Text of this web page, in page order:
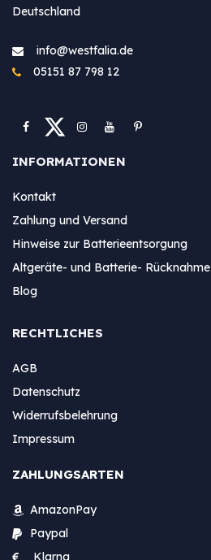
Deutschland
info@westfa​lia.de
05151 87 798 12
INFORMATIONEN
Kontakt
Zahlung und Versand
Hinweise zur Batterieentsorgung
Altgeräte- und Batterie- Rücknahme
Blog
RECHTLICHES
AGB
Datenschutz
Widerrufsbelehrung
Impressum
ZAHLUNGSARTEN
AmazonPay
Paypal
Klarna